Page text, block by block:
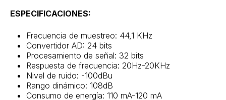
ESPECIFICACIONES:
Frecuencia de muestreo: 44,1 KHz
Convertidor AD: 24 bits
Procesamiento de señal: 32 bits
Respuesta de frecuencia: 20Hz-20KHz
Nivel de ruido: -100dBu
Rango dinámico: 108dB
Consumo de energía: 110 mA-120 mA